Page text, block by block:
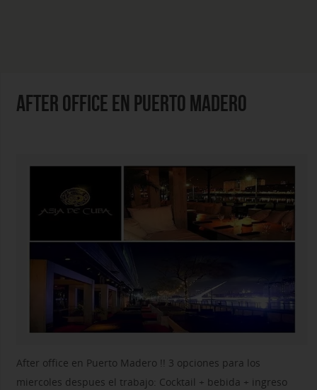
AFTER OFFICE EN PUERTO MADERO
After office en Puerto Madero !! 3 opciones para los
miercoles despues el trabajo: Cocktail + bebida + ingreso